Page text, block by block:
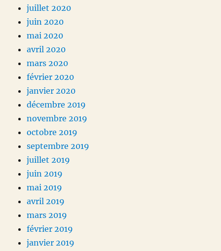
juillet 2020
juin 2020
mai 2020
avril 2020
mars 2020
février 2020
janvier 2020
décembre 2019
novembre 2019
octobre 2019
septembre 2019
juillet 2019
juin 2019
mai 2019
avril 2019
mars 2019
février 2019
janvier 2019